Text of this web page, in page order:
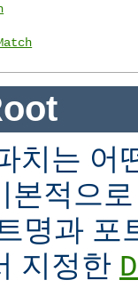
치는 어
본적으
명과 포
지정한